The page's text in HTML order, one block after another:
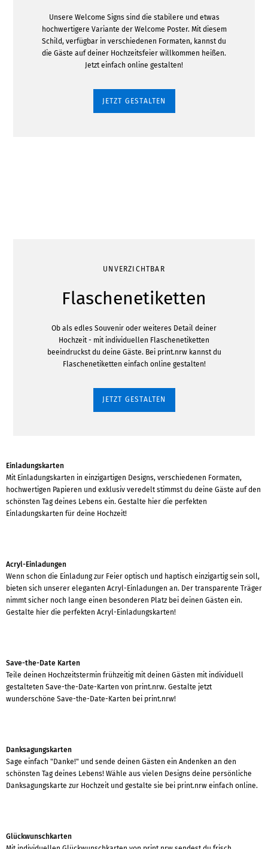
Unsere Welcome Signs sind die stabilere und etwas
hochwertigere Variante der Welcome Poster. Mit diesem
Schild, verfügbar in verschiedenen Formaten, kannst du
die Gäste auf deiner Hochzeitsfeier willkommen heißen.
Jetzt einfach online gestalten!
JETZT GESTALTEN
UNVERZICHTBAR
Flaschenetiketten
Ob als edles Souvenir oder weiteres Detail deiner
Hochzeit - mit individuellen Flaschenetiketten
beeindruckst du deine Gäste. Bei print.nrw kannst du
Flaschenetiketten einfach online gestalten!
JETZT GESTALTEN
Einladungskarten
Mit Einladungskarten in einzigartigen Designs, verschiedenen Formaten,
hochwertigen Papieren und exklusiv veredelt stimmst du deine Gäste auf den
schönsten Tag deines Lebens ein. Gestalte hier die perfekten
Einladungskarten für deine Hochzeit!
Acryl-Einladungen
Wenn schon die Einladung zur Feier optisch und haptisch einzigartig sein soll,
bieten sich unserer eleganten Acryl-Einladungen an. Der transparente Träger
nimmt sicher noch lange einen besonderen Platz bei deinen Gästen ein.
Gestalte hier die perfekten Acryl-Einladungskarten!
Save-the-Date Karten
Teile deinen Hochzeitstermin frühzeitig mit deinen Gästen mit individuell
gestalteten Save-the-Date-Karten von print.nrw. Gestalte jetzt
wunderschöne Save-the-Date-Karten bei print.nrw!
Danksagungskarten
Sage einfach "Danke!" und sende deinen Gästen ein Andenken an den
schönsten Tag deines Lebens! Wähle aus vielen Designs deine persönliche
Danksagungskarte zur Hochzeit und gestalte sie bei print.nrw einfach online.
Glückwunschkarten